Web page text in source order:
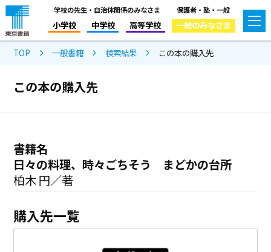
学校の先生・自治体関係のみなさま
小学校 中学校 高等学校
保護者・塾・一般
一般のみなさま
TOP 一般書籍 検索結果 この本の購入先
この本の購入先
書籍名
日々の料理、時々ごちそう まどかの台所
柏木 円／著
購入先一覧